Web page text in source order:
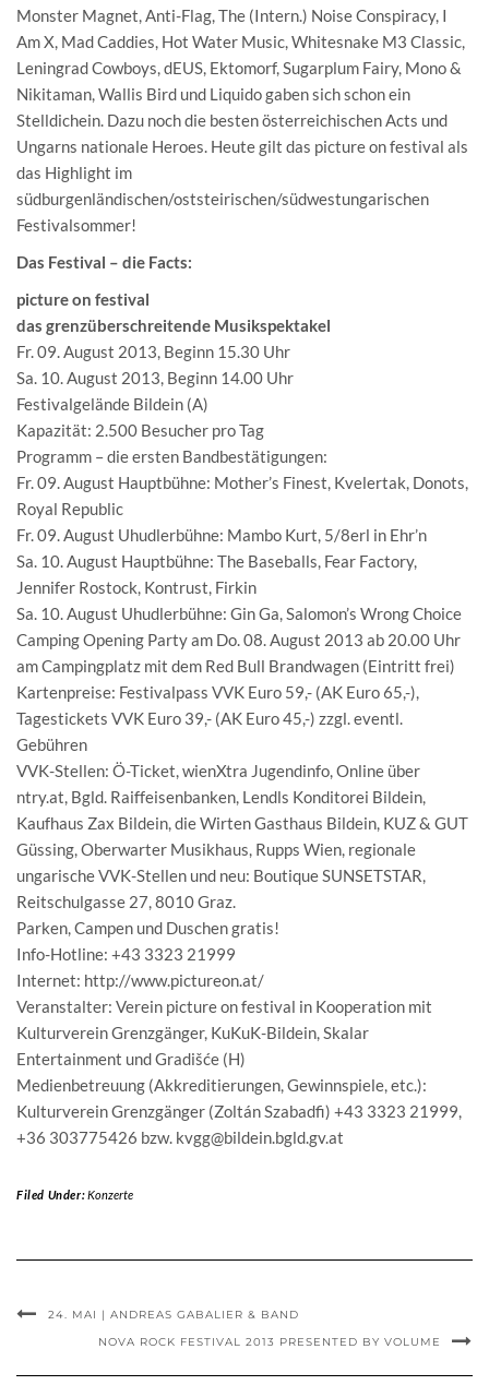
Monster Magnet, Anti-Flag, The (Intern.) Noise Conspiracy, I
Am X, Mad Caddies, Hot Water Music, Whitesnake M3 Classic,
Leningrad Cowboys, dEUS, Ektomorf, Sugarplum Fairy, Mono &
Nikitaman, Wallis Bird und Liquido gaben sich schon ein
Stelldichein. Dazu noch die besten österreichischen Acts und
Ungarns nationale Heroes. Heute gilt das picture on festival als
das Highlight im
südburgenländischen/oststeirischen/südwestungarischen
Festivalsommer!
Das Festival – die Facts:
picture on festival
das grenzüberschreitende Musikspektakel
Fr. 09. August 2013, Beginn 15.30 Uhr
Sa. 10. August 2013, Beginn 14.00 Uhr
Festivalgelände Bildein (A)
Kapazität: 2.500 Besucher pro Tag
Programm – die ersten Bandbestätigungen:
Fr. 09. August Hauptbühne: Mother’s Finest, Kvelertak, Donots,
Royal Republic
Fr. 09. August Uhudlerbühne: Mambo Kurt, 5/8erl in Ehr’n
Sa. 10. August Hauptbühne: The Baseballs, Fear Factory,
Jennifer Rostock, Kontrust, Firkin
Sa. 10. August Uhudlerbühne: Gin Ga, Salomon’s Wrong Choice
Camping Opening Party am Do. 08. August 2013 ab 20.00 Uhr
am Campingplatz mit dem Red Bull Brandwagen (Eintritt frei)
Kartenpreise: Festivalpass VVK Euro 59,- (AK Euro 65,-),
Tagestickets VVK Euro 39,- (AK Euro 45,-) zzgl. eventl.
Gebühren
VVK-Stellen: Ö-Ticket, wienXtra Jugendinfo, Online über
ntry.at, Bgld. Raiffeisenbanken, Lendls Konditorei Bildein,
Kaufhaus Zax Bildein, die Wirten Gasthaus Bildein, KUZ & GUT
Güssing, Oberwarter Musikhaus, Rupps Wien, regionale
ungarische VVK-Stellen und neu: Boutique SUNSETSTAR,
Reitschulgasse 27, 8010 Graz.
Parken, Campen und Duschen gratis!
Info-Hotline: +43 3323 21999
Internet: http://www.pictureon.at/
Veranstalter: Verein picture on festival in Kooperation mit
Kulturverein Grenzgänger, KuKuK-Bildein, Skalar
Entertainment und Gradišće (H)
Medienbetreuung (Akkreditierungen, Gewinnspiele, etc.):
Kulturverein Grenzgänger (Zoltán Szabadfi) +43 3323 21999,
+36 303775426 bzw. kvgg@bildein.bgld.gv.at
Filed Under:Konzerte
24. MAI | ANDREAS GABALIER & BAND
NOVA ROCK FESTIVAL 2013 PRESENTED BY VOLUME